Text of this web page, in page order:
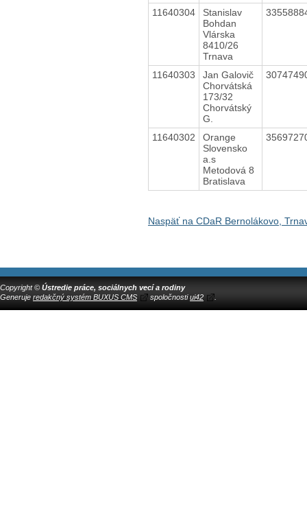
11640304
Stanislav
Bohdan
Vlárska
8410/26
Trnava
11640303
Jan Galovič
Chorvátská
173/32
Chorvátský
G.
11640302
Orange
Slovensko
a.s
Metodová 8
Bratislava
Naspäť na CDaR Bernolákovo,
Copyright © Ústredie práce, sociálnych vecí a rodiny
Generuje redakčný systém BUXUS CMS spoločnostiui42